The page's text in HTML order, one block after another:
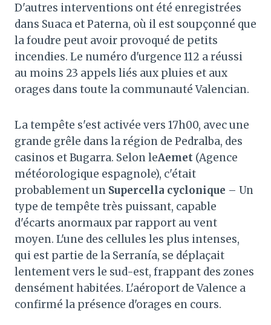
D'autres interventions ont été enregistrées
dans Suaca et Paterna, où il est soupçonné que
la foudre peut avoir provoqué de petits
incendies. Le numéro d'urgence 112 a réussi
au moins 23 appels liés aux pluies et aux
orages dans toute la communauté Valencian.
La tempête s'est activée vers 17h00, avec une
grande grêle dans la région de Pedralba, des
casinos et Bugarra. Selon leAemet (Agence
météorologique espagnole), c'était
probablement un Supercella cyclonique – Un
type de tempête très puissant, capable
d'écarts anormaux par rapport au vent
moyen. L'une des cellules les plus intenses,
qui est partie de la Serranía, se déplaçait
lentement vers le sud-est, frappant des zones
densément habitées. L'aéroport de Valence a
confirmé la présence d'orages en cours.